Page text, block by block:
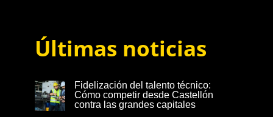
Últimas noticias
Fidelización del talento técnico:
Cómo competir desde Castellón
contra las grandes capitales